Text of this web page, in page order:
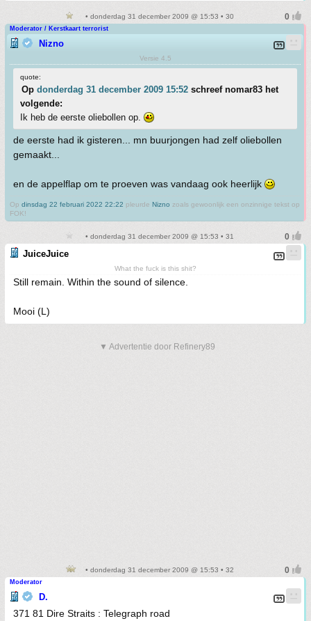
• donderdag 31 december 2009 @ 15:53 • 30
Moderator / Kerstkaart terrorist
Nizno
Versie 4.5
quote:
Op donderdag 31 december 2009 15:52 schreef nomar83 het
volgende:
Ik heb de eerste oliebollen op.
de eerste had ik gisteren... mn buurjongen had zelf oliebollen
gemaakt...
en de appelflap om te proeven was vandaag ook heerlijk
Op dinsdag 22 februari 2022 22:22 pleurde Nizno zoals gewoonlijk een onzinnige tekst op
FOK!
• donderdag 31 december 2009 @ 15:53 • 31
JuiceJuice
What the fuck is this shit?
Still remain. Within the sound of silence.
Mooi (L)
▼ Advertentie door Refinery89
• donderdag 31 december 2009 @ 15:53 • 32
Moderator
D.
371 81 Dire Straits : Telegraph road